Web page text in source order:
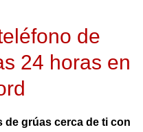
de
24 horas en
de grúas cerca de ti con